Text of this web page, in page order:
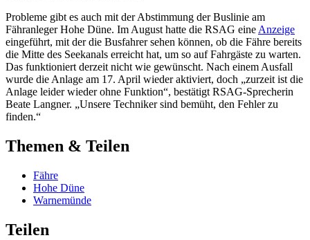
Probleme gibt es auch mit der Abstimmung der Buslinie am
Fähranleger Hohe Düne. Im August hatte die RSAG eine Anzeige
eingeführt, mit der die Busfahrer sehen können, ob die Fähre bereits
die Mitte des Seekanals erreicht hat, um so auf Fahrgäste zu warten.
Das funktioniert derzeit nicht wie gewünscht. Nach einem Ausfall
wurde die Anlage am 17. April wieder aktiviert, doch „zurzeit ist die
Anlage leider wieder ohne Funktion“, bestätigt RSAG-Sprecherin
Beate Langner. „Unsere Techniker sind bemüht, den Fehler zu
finden.“
Themen & Teilen
Fähre
Hohe Düne
Warnemünde
Teilen